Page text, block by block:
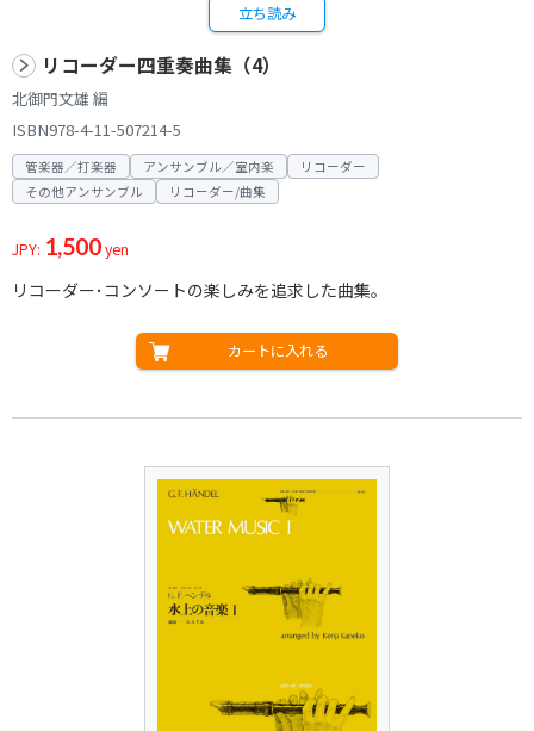
立ち読み
リコーダー四重奏曲集（4）
北御門文雄 編
ISBN978-4-11-507214-5
管楽器／打楽器 アンサンブル／室内楽
リコーダー
その他アンサンブル
リコーダー/曲集
JPY: 1,500yen
リコーダー･コンソートの楽しみを追求した曲集。
カートに入れる